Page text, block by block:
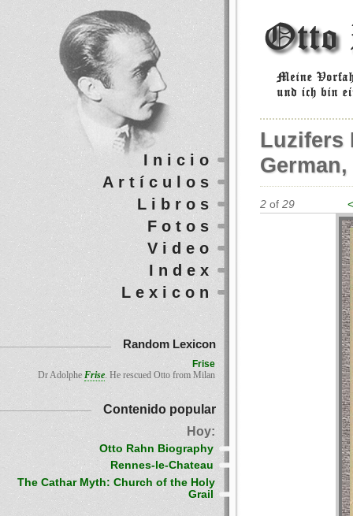
Luzifers
German,
2 of 29
Inicio
Artículos
Libros
Fotos
Video
Index
Lexicon
Random Lexicon
Frise
Dr Adolphe Frise. He rescued Otto from Milan
Contenido popular
Hoy:
Otto Rahn Biography
Rennes-le-Chateau
The Cathar Myth: Church of the Holy
Grail